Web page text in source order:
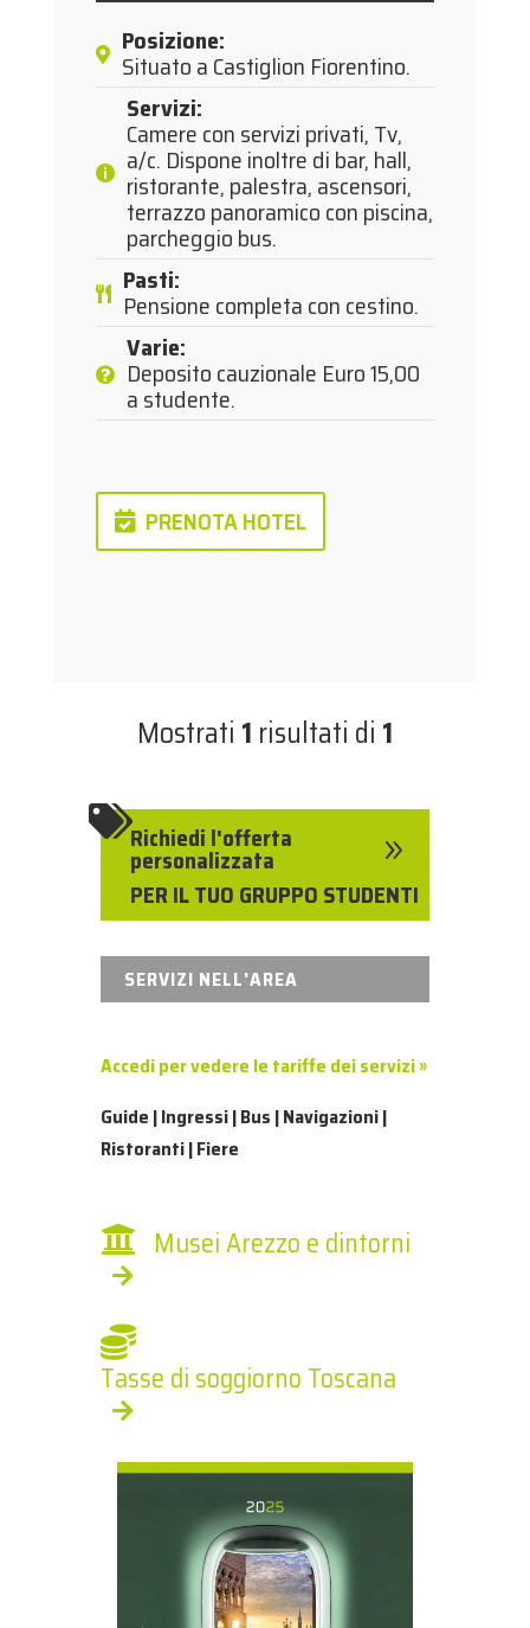
Posizione:
Situato a Castiglion Fiorentino.
Servizi:
Camere con servizi privati, Tv,
a/c. Dispone inoltre di bar, hall,
ristorante, palestra, ascensori,
terrazzo panoramico con piscina,
parcheggio bus.
Pasti:
Pensione completa con cestino.
Varie:
Deposito cauzionale Euro 15,00
a studente.
PRENOTA HOTEL
Mostrati 1 risultati di 1
Richiedi l'offerta
personalizzata
PER IL TUO GRUPPO STUDENTI
9
SERVIZI NELL'AREA
Accedi per vedere le tariffe dei servizi »
Guide | Ingressi | Bus | Navigazioni |
Ristoranti | Fiere
Musei Arezzo e dintorni
Tasse di soggiorno Toscana